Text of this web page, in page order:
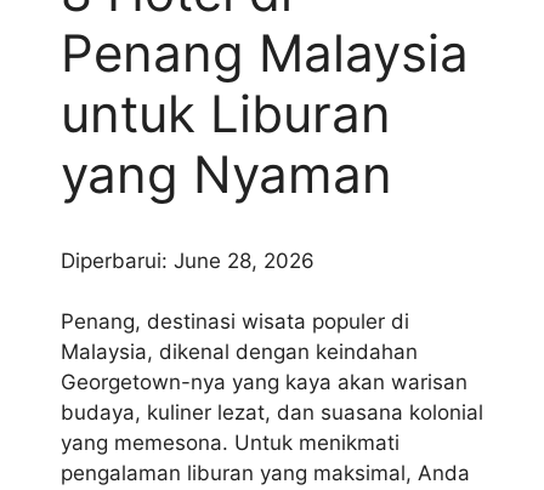
Penang Malaysia
untuk Liburan
yang Nyaman
Diperbarui: June 28, 2026
Penang, destinasi wisata populer di
Malaysia, dikenal dengan keindahan
Georgetown-nya yang kaya akan warisan
budaya, kuliner lezat, dan suasana kolonial
yang memesona. Untuk menikmati
pengalaman liburan yang maksimal, Anda